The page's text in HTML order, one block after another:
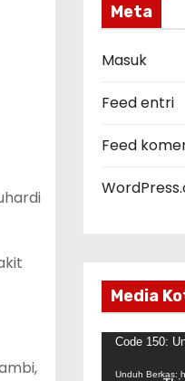
o
r
Meta
Masuk
Feed entri
Feed
Media
Code 150:
Unduh Berkas: